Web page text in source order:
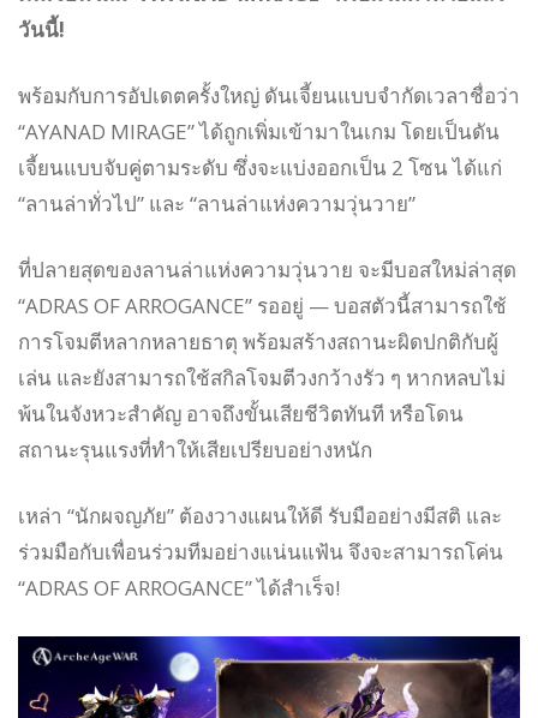
วันนี้!
พร้อมกับการอัปเดตครั้งใหญ่ ดันเจี้ยนแบบจำกัดเวลาชื่อว่า
“AYANAD MIRAGE” ได้ถูกเพิ่มเข้ามาในเกม โดยเป็นดัน
เจี้ยนแบบจับคู่ตามระดับ ซึ่งจะแบ่งออกเป็น 2 โซน ได้แก่
“ลานล่าทั่วไป” และ “ลานล่าแห่งความวุ่นวาย”
ที่ปลายสุดของลานล่าแห่งความวุ่นวาย จะมีบอสใหม่ล่าสุด
“ADRAS OF ARROGANCE” รออยู่ — บอสตัวนี้สามารถใช้
การโจมตีหลากหลายธาตุ พร้อมสร้างสถานะผิดปกติกับผู้
เล่น และยังสามารถใช้สกิลโจมตีวงกว้างรัว ๆ หากหลบไม่
พ้นในจังหวะสำคัญ อาจถึงขั้นเสียชีวิตทันที หรือโดน
สถานะรุนแรงที่ทำให้เสียเปรียบอย่างหนัก
เหล่า “นักผจญภัย” ต้องวางแผนให้ดี รับมืออย่างมีสติ และ
ร่วมมือกับเพื่อนร่วมทีมอย่างแน่นแฟ้น จึงจะสามารถโค่น
“ADRAS OF ARROGANCE” ได้สำเร็จ!